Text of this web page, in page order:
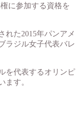
に参加する資格を
れた2015年パンアメ
ラジル女子代表バレ
を代表するオリンピ
ます。